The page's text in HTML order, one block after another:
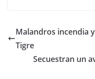
Malandros incendia
Tigre
Secuestran un